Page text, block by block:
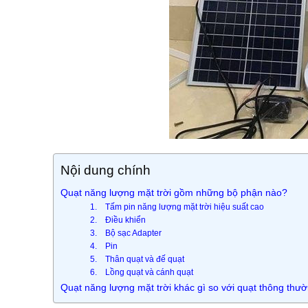
Nội dung chính
Quạt năng lượng mặt trời gồm những bộ phận nào?
1. Tấm pin năng lượng mặt trời hiệu suất cao
2. Điều khiển
3. Bộ sạc Adapter
4. Pin
5. Thân quạt và đế quạt
6. Lồng quạt và cánh quạt
Quạt năng lượng mặt trời khác gì so với quạt thông